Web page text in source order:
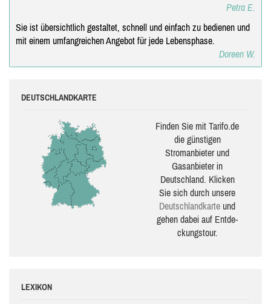
Petra E.
Sie ist übersichtlich gestaltet, schnell und einfach zu bedienen und
mit einem umfangreichen Angebot für jede Lebensphase.
Doreen W.
DEUTSCHLANDKARTE
Finden Sie mit Tarifo.de
die güns­ti­gen
Stromanbieter und
Gasanbieter in
Deutschland. Klicken
Sie sich durch unsere
Deutsch­land­karte und
gehen dabei auf Ent­de­
ckungs­tour.
LEXIKON